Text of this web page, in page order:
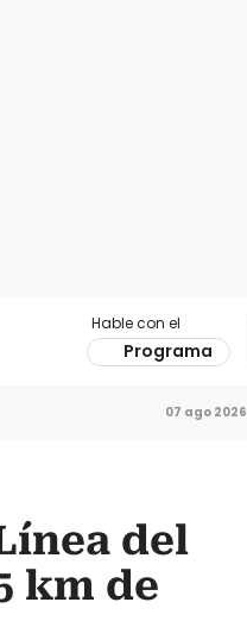
Hable con el
Programa
07 ago 2026
del
km de